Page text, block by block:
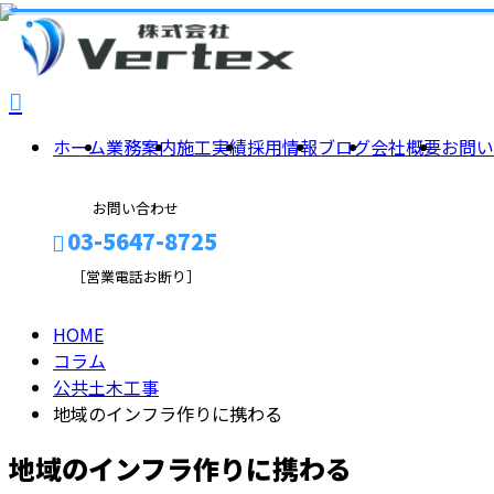
ホーム業務案内施工実績採用情報ブログ会社概要お問
お問い合わせ
03-5647-8725
［営業電話お断り］
メールフォーム
コ
ラ
column
HOME
コラム
公共土木工事
地域のインフラ作りに携わる
地域のインフラ作りに携わる